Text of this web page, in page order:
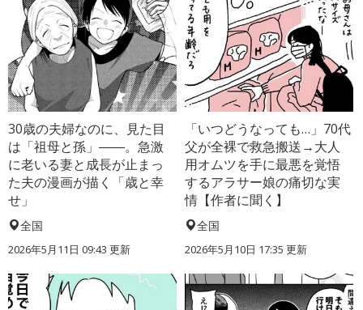
30歳の夫婦なのに、見た目
は「祖母と孫」――。急激
に老いる妻と成長が止まっ
た夫の漫画が描く「歳と幸
せ」
全国
2026年5月11日 09:43 更新
「いつどうなっても…」70代
父が全裸で救急搬送→大人
用オムツを手に最悪を覚悟
するアラサー娘の痛切な実
情【作者に聞く】
全国
2026年5月10日 17:35 更新